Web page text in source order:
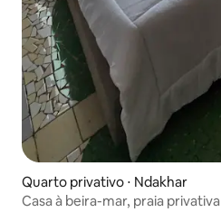
Quarto privativo ⋅ Ndakhar
Casa à beira-mar, praia privativa